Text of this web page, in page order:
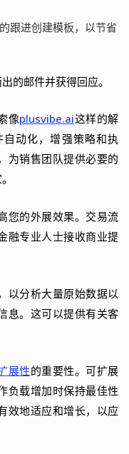
跟进创建模板，以节省
的邮件并获得回应。
像plusvibe.ai这样的解
动化，增强策略和执
为销售团队提供必要的
您的外展效果。交易流
融专业人士接收商业提
以分析大量原始数据以
息。这可以提供有关客
展性的重要性。可扩展
负载增加时保持最佳性
效地适应和增长，以应